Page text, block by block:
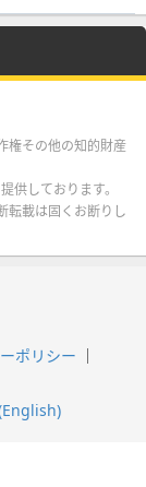
権その他の知的財産
供しております。
転載は固くお断りし
ポリシー